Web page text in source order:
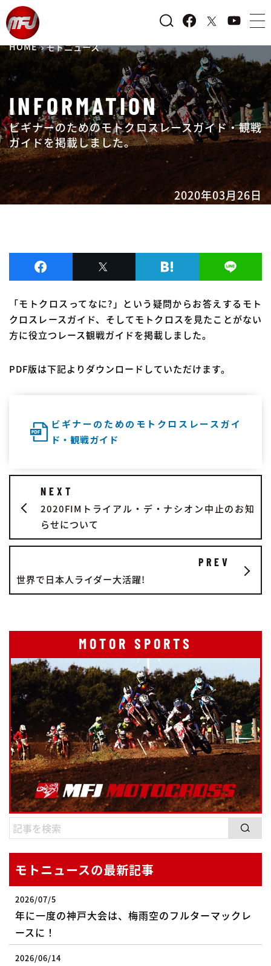
HOME モトニュース
INFORMATION
ビギナーのためのモトクロスレースガイド・観戦
ガイドを掲載しました。
2020年03月26日
「モトクロスってなに?」という疑問からお答えするモト
クロスレースガイド、そしてモトクロスを見たことがない
方に役立つレース観戦ガイドを掲載しました。
PDF版は下記よりダウンロードしていただけます。
ビギナーのためのモトクロスレースガイ
ド・観戦ガイド
NEXT
2020FIMトライアル・デ・ナシオン中止のお知
らせについて
PREV
世界で日本人ライダー大活躍!
MOTOR SPORTS
モトニュースの最新記事
2026/07/5
年に一度の神戸大会は、梅雨空のフルターマックレ
ースに！
2026/06/14